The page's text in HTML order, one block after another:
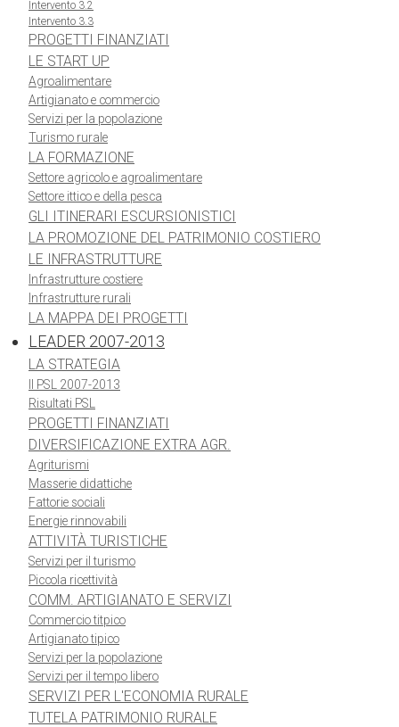
Intervento 3.2
Intervento 3.3
PROGETTI FINANZIATI
LE START UP
Agroalimentare
Artigianato e commercio
Servizi per la popolazione
Turismo rurale
LA FORMAZIONE
Settore agricolo e agroalimentare
Settore ittico e della pesca
GLI ITINERARI ESCURSIONISTICI
LA PROMOZIONE DEL PATRIMONIO COSTIERO
LE INFRASTRUTTURE
Infrastrutture costiere
Infrastrutture rurali
LA MAPPA DEI PROGETTI
LEADER 2007-2013
LA STRATEGIA
Il PSL 2007-2013
Risultati PSL
PROGETTI FINANZIATI
DIVERSIFICAZIONE EXTRA AGR.
Agriturismi
Masserie didattiche
Fattorie sociali
Energie rinnovabili
ATTIVITÀ TURISTICHE
Servizi per il turismo
Piccola ricettività
COMM. ARTIGIANATO E SERVIZI
Commercio titpico
Artigianato tipico
Servizi per la popolazione
Servizi per il tempo libero
SERVIZI PER L'ECONOMIA RURALE
TUTELA PATRIMONIO RURALE